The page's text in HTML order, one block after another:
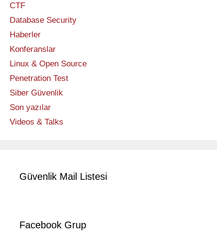
CTF
Database Security
Haberler
Konferanslar
Linux & Open Source
Penetration Test
Siber Güvenlik
Son yazılar
Videos & Talks
Güvenlik Mail Listesi
Facebook Grup